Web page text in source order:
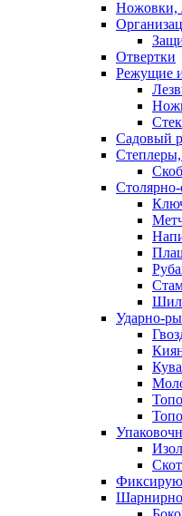
Ножовки,
Отвертки
Режущие
Садовый
Ударно-